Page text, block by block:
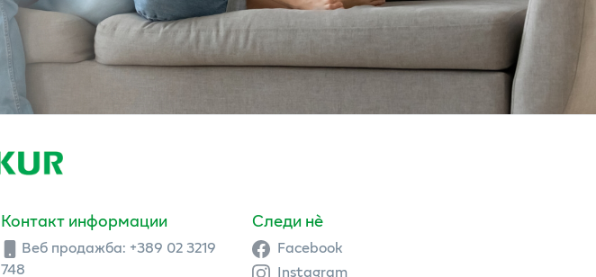
Контакт информации
Веб продажба: +389 02 3219
748
Следи нè
Facebook
Instagram